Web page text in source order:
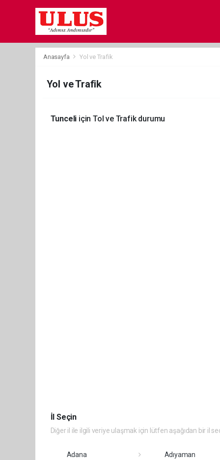
Anasayfa Yol ve Trafik
Yol ve Trafik
Tunceli için Tol ve Trafik durumu
İl Seçin
Diğer il ile ilgili veriye ulaşmak için lütfen aşağıdan bir il
Adana
Adıyaman